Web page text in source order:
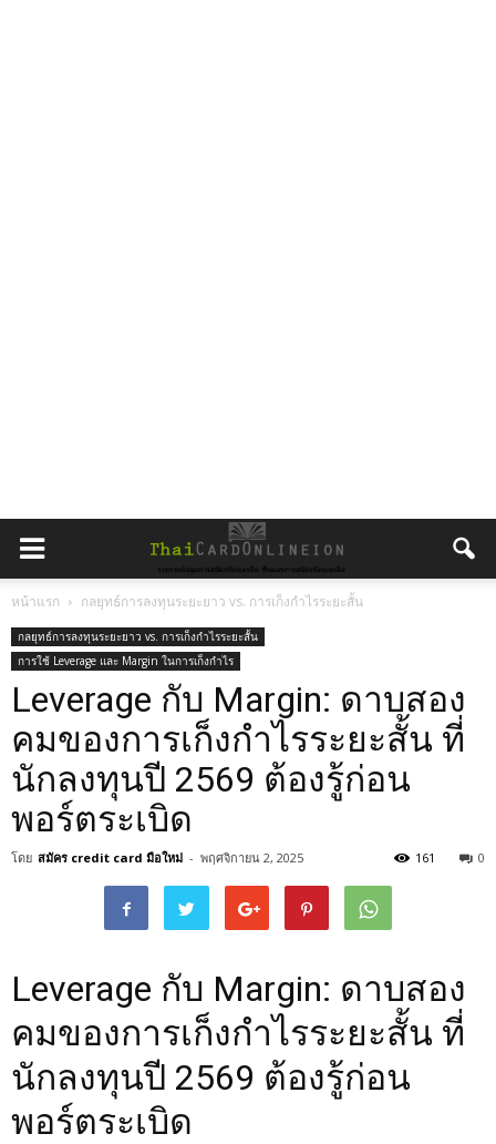
หน้าแรก กลยุทธ์การลงทุนระยะยาว vs. การเก็งกำไรระยะสั้น
กลยุทธ์การลงทุนระยะยาว vs. การเก็งกำไรระยะสั้น
การใช้ Leverage และ Margin ในการเก็งกำไร
Leverage กับ Margin: ดาบสอง
คมของการเก็งกำไรระยะสั้น ที่
นักลงทุนปี 2569 ต้องรู้ก่อน
พอร์ตระเบิด
โดย สมัคร credit card มือใหม่ - พฤศจิกายน 2, 2025 0
161
Leverage กับ Margin: ดาบสอง
คมของการเก็งกำไรระยะสั้น ที่
นักลงทุนปี 2569 ต้องรู้ก่อน
พอร์ตระเบิด